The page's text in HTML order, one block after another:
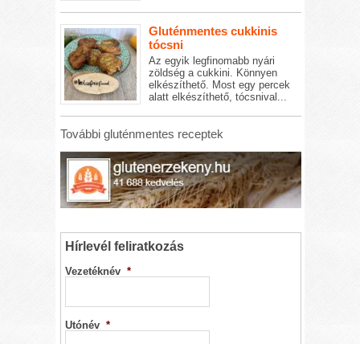
Gluténmentes cukkinis
tócsni
Az egyik legfinomabb nyári
zöldség a cukkini. Könnyen
elkészíthető. Most egy percek
alatt elkészíthető, tócsnival...
További gluténmentes receptek
Hírlevél feliratkozás
Vezetéknév *
Utónév *